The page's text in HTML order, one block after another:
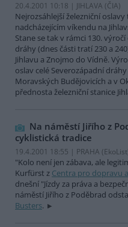
20.4.2001 10:18 | JIHLAVA (ČIA)
Nejrozsáhlejší železniční
nadcházejícím víkendu na
Stane se tak v rámci 130.
dráhy (dnes části tratí 230 a
Jihlavu a Znojmo do Vídně.
oslav celé Severozápadní
Moravských Budějovicích a v
přednosta železniční stanice
Na náměstí Jiřího z
cyklistická tradice
19.4.2001 18:55 | PRAHA
"Kolo není jen zábava, ale
Kurfürst z Centra pro dopravu
dnešní "Jízdy za práva a
náměstí Jiřího z Poděbrad
Busters.